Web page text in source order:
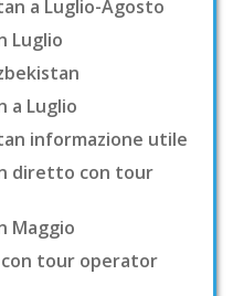
a Luglio-Agosto
Luglio
a Luglio
informazione utile
diretto con tour
Maggio
con tour operator